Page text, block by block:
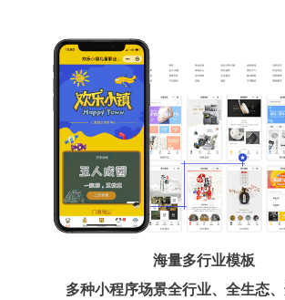
海量多行业模板
多种小程序场景全行业、全生态